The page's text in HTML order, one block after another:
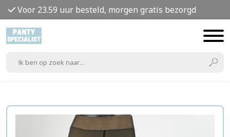
Voor 23.59 uur besteld, morgen gratis bezorgd